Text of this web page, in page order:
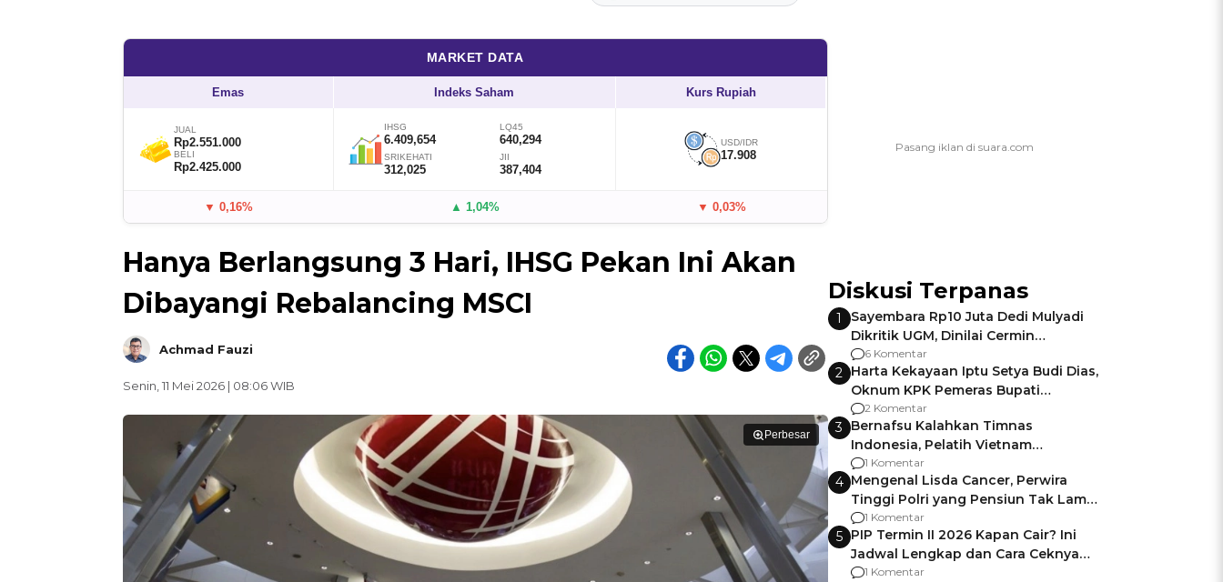
MARKET DATA
Emas Indeks Saham Kurs Rupiah
JUAL
Rp2.551.000
BELI
Rp2.425.000
IHSG
6.409,654
LQ45
640,294
SRIKEHATI
312,025
JII
387,404
USD/IDR
17.908
▼ 0,16% ▲ 1,04% ▼ 0,03%
Hanya Berlangsung 3 Hari, IHSG Pekan Ini Akan
Dibayangi Rebalancing MSCI
Achmad Fauzi
Senin, 11 Mei 2026 | 08:06 WIB
Perbesar
Diskusi Terpanas
1
Sayembara Rp10 Juta Dedi Mulyadi
Dikritik UGM, Dinilai Cermin
Gagalnya Negara Jamin Keamanan
6 Komentar
2 Harta Kekayaan Iptu Setya Budi Dias,
Oknum KPK Pemeras Bupati
Pemalang
2 Komentar
3 Bernafsu Kalahkan Timnas
Indonesia, Pelatih Vietnam
Berencana Pakai Jimat di Pakansari
1 Komentar
4 Mengenal Lisda Cancer, Perwira
Tinggi Polri yang Pensiun Tak Lama
Usai Jadi Brigjen
1 Komentar
5 PIP Termin II 2026 Kapan Cair? Ini
Jadwal Lengkap dan Cara Ceknya
agar Dana Tidak Hangus!
1 Komentar